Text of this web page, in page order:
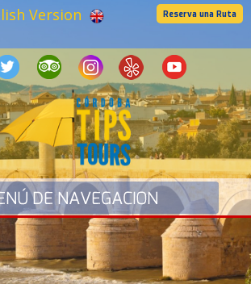
Version Reserva una Ruta